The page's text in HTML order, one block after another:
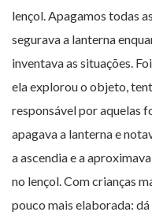
lençol. Apagamos todas
segurava a lanterna
inventava as situações.
ela explorou o objeto,
responsável por aquelas
apagava a lanterna e
a ascendia e a
no lençol. Com crianças
pouco mais elaborada: